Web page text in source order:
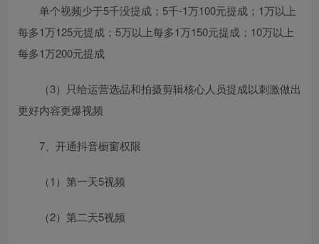
单个视频少于5千没提成；5千-1万100元提成；1万以上
每多1万125元提成；5万以上每多1万150元提成；10万以上
每多1万200元提成
（3）只给运营选品和拍摄剪辑核心人员提成以刺激做出
更好内容更爆视频
7、开通抖音橱窗权限
（1）第一天5视频
（2）第二天5视频